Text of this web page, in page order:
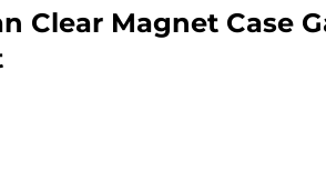
Clear Magnet Case